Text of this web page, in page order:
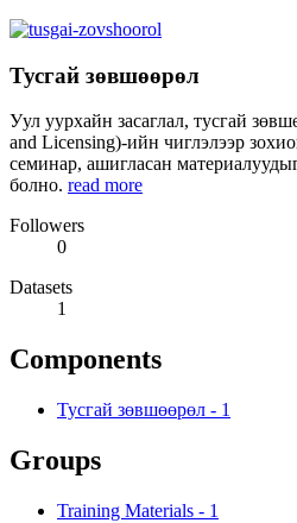
Тусгай зөвшөөрөл
Уул уурхайн засаглал, тусгай
and Licensing)-ийн чиглэлээр
семинар, ашигласан
болно. read more
Followers
0
Datasets
1
Components
Тусгай зөвшөөрөл - 1
Groups
Training Materials - 1